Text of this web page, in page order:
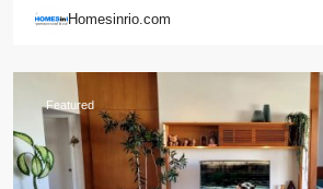
Homesinrio.com
de
Featured